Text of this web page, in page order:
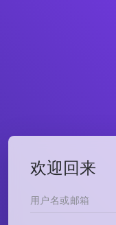
欢迎回来